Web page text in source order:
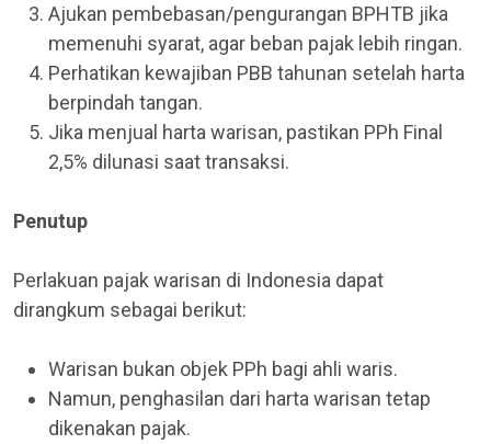
Ajukan pembebasan/pengurangan BPHTB jika
memenuhi syarat, agar beban pajak lebih ringan.
Perhatikan kewajiban PBB tahunan setelah harta
berpindah tangan.
Jika menjual harta warisan, pastikan PPh Final
2,5% dilunasi saat transaksi.
Penutup
Perlakuan pajak warisan di Indonesia dapat
dirangkum sebagai berikut:
Warisan bukan objek PPh bagi ahli waris.
Namun, penghasilan dari harta warisan tetap
dikenakan pajak.